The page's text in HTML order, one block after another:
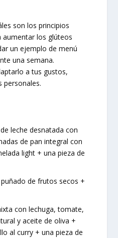
son los principios
aumentar los glúteos
un ejemplo de menú
una semana.
a tus gustos,
personales.
leche desnatada con
de pan integral con
light + una pieza de
de frutos secos +
con lechuga, tomate,
y aceite de oliva +
al curry + una pieza de